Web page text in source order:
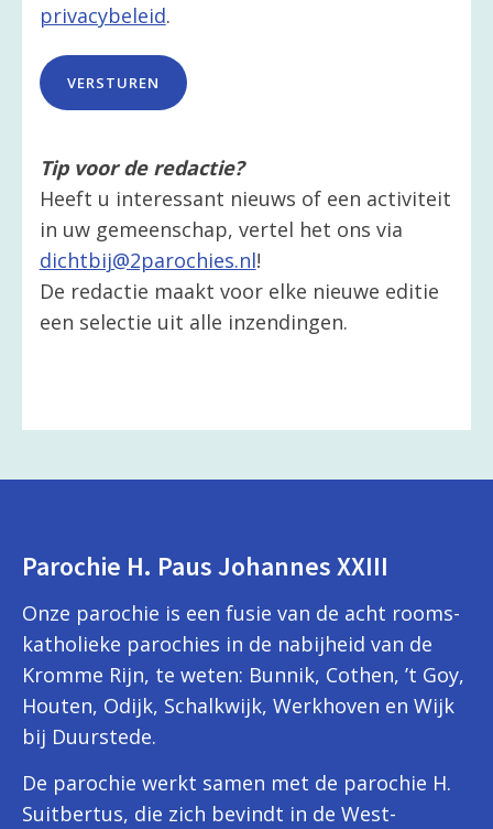
privacybeleid.
Tip voor de redactie?
Heeft u interessant nieuws of een activiteit
in uw gemeenschap, vertel het ons via
dichtbij@2parochies.nl!
De redactie maakt voor elke nieuwe editie
een selectie uit alle inzendingen.
Parochie H. Paus Johannes XXIII
Onze parochie is een fusie van de acht rooms-
katholieke parochies in de nabijheid van de
Kromme Rijn, te weten: Bunnik, Cothen, ’t Goy,
Houten, Odijk, Schalkwijk, Werkhoven en Wijk
bij Duurstede.
De parochie werkt samen met de parochie H.
Suitbertus, die zich bevindt in de West-